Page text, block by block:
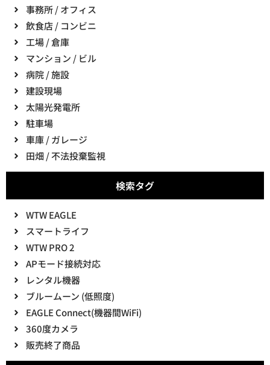
事務所 / オフィス
飲食店 / コンビニ
工場 / 倉庫
マンション / ビル
病院 / 施設
建設現場
太陽光発電所
駐車場
車庫 / ガレージ
田畑 / 不法投棄監視
検索タグ
WTW EAGLE
スマートライフ
WTW PRO 2
APモード接続対応
レンタル機器
ブルームーン (低照度)
EAGLE Connect(機器間WiFi)
360度カメラ
販売終了商品